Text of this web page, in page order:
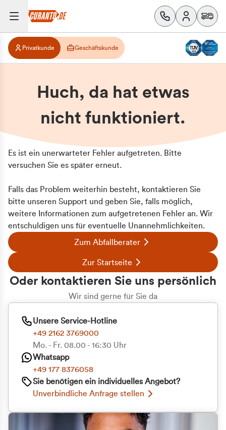
Privatkunde Geschäftskunde
Huch, da hat etwas
nicht funktioniert.
Es ist ein unerwarteter Fehler aufgetreten. Bitte
versuchen Sie es später erneut.
Falls das Problem weiterhin besteht, kontaktieren Sie
bitte unseren Support und geben Sie, falls möglich,
weitere Informationen zum aufgetretenen Fehler an. Wir
entschuldigen uns für eventuelle Unannehmlichkeiten.
Zum Abfallberater
Zur Startseite
Oder kontaktieren Sie uns persönlich
Wir sind gerne für Sie da
Unsere Service-Hotline
+49 2162 3769000
Mo. - Fr. 08.00 - 16:30 Uhr
Whatsapp
+49 177 8376058
Sie benötigen ein individuelles Angebot?
Unverbindliche Anfrage stellen